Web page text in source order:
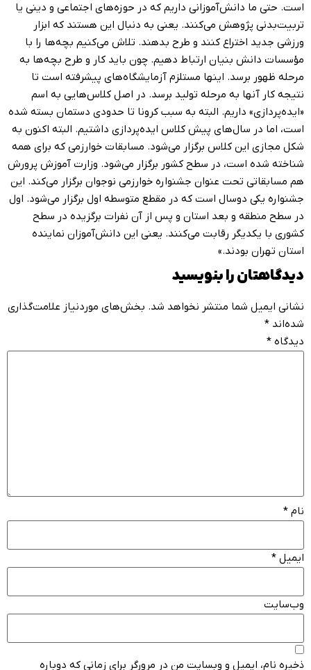
است. حتی ما دانش‌آموزانی داریم که در حوزه‌های اجتماعی و دینی یا
تربیت‌بدنی پژوهش می‌کنند. یعنی به دنبال این هستند که ابزار
ورزشی جدید اختراع کنند و طرح بدهند. تلاش می‌کنیم بچه‌ها را با
مؤسسات دانش بنیان ارتباط دهیم. چون باید کار و طرح بچه‌ها به
مرحله ظهور برسد. اینها مستلزم آزمایشگاه‌های پیشرفته است تا
نتیجه کار آنها به مرحله تولید برسد. در اصل کلاس‌هایی به اسم
«ایده‌پردازی» داریم. البته به سبب کرونا تا حدودی دستمان بسته شده
است، اما در سال‌های پیش کلاس ایده‌پردازی داشتیم. البته اکنون به
شکل مجازی این کلاس برگزار می‌شود. مسابقات خوارزمی که برای همه
شناخته شده است، در سطح کشور برگزار می‌شود. وزارت آموزش پرورش
هم مسابقاتی تحت عنوان جشنواره خوارزمی نوجوان برگزار می‌کند. این
جشنواره یکی دوسال است که در مقطع متوسطه اول برگزار می‌شود. اول
در سطح منطقه و بعد استان و پس از آن نفرات برگزیده در سطح
کشوری با یکدیگر رقابت می‌کنند. یعنی این دانش‌آموزان نماینده
استان تهران بودند.»
دیدگاهتان را بنویسید
نشانی ایمیل شما منتشر نخواهد شد. بخش‌های موردنیاز علامت‌گذاری
شده‌اند *
دیدگاه *
نام *
ایمیل *
وب‌سایت
ذخیره نام، ایمیل و وبسایت من در مرورگر برای زمانی که دوباره